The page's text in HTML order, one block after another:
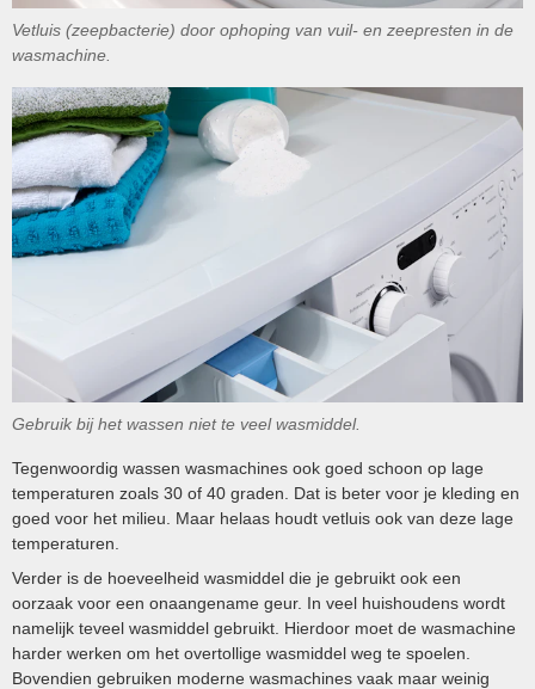
Vetluis (zeepbacterie) door ophoping van vuil- en zeepresten in de
wasmachine.
Gebruik bij het wassen niet te veel wasmiddel.
Tegenwoordig wassen wasmachines ook goed schoon op lage
temperaturen zoals 30 of 40 graden. Dat is beter voor je kleding en
goed voor het milieu. Maar helaas houdt vetluis ook van deze lage
temperaturen.
Verder is de hoeveelheid wasmiddel die je gebruikt ook een
oorzaak voor een onaangename geur. In veel huishoudens wordt
namelijk teveel wasmiddel gebruikt. Hierdoor moet de wasmachine
harder werken om het overtollige wasmiddel weg te spoelen.
Bovendien gebruiken moderne wasmachines vaak maar weinig